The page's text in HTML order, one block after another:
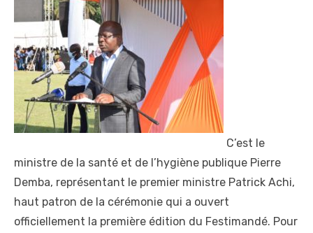
C’est le
ministre de la santé et de l’hygiène publique Pierre
Demba, représentant le premier ministre Patrick Achi,
haut patron de la cérémonie qui a ouvert
officiellement la première édition du Festimandé. Pour